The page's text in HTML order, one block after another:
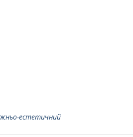
естетичний